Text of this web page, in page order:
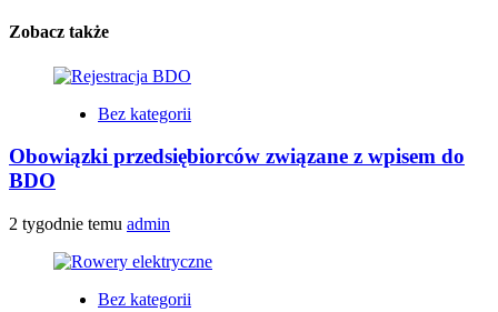
Zobacz także
Bez kategorii
Obowiązki przedsiębiorców związane z wpisem do
BDO
2 tygodnie temu admin
Bez kategorii